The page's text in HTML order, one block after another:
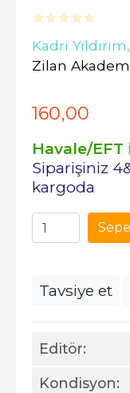
Kadri Yıldırım,
Zilan
Editör:
Kondisyon:
160,00
Havale/EFT
Siparişiniz
kargoda
Tavsiye et